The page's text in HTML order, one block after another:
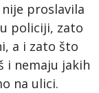
proslavila
policiji, zato
a i zato što
i nemaju jakih
na ulici.